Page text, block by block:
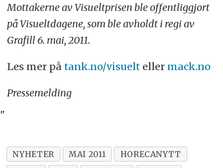
Mottakerne av Visueltprisen ble offentliggjort
på Visueltdagene, som ble avholdt i regi av
Grafill 6. mai, 2011.
Les mer på tank.no/visuelteller mack.no
Pressemelding
"
NYHETER MAI 2011
HORECANYTT